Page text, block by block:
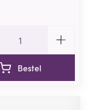
Bestel